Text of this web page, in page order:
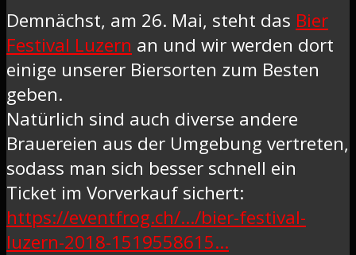
Demnächst, am 26. Mai, steht das Bier
Festival Luzern an und wir werden dort
einige unserer Biersorten zum Besten
geben.
Natürlich sind auch diverse andere
Brauereien aus der Umgebung vertreten,
sodass man sich besser schnell ein
Ticket im Vorverkauf sichert:
https://eventfrog.ch/…/bier-festival-
luzern-2018-1519558615…